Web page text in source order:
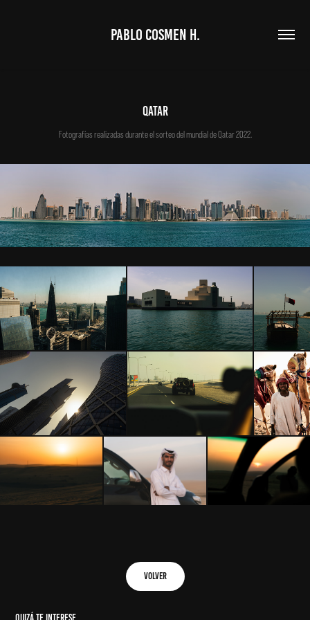
PABLO COSMEN H.
qatar
Fotografías realizadas durante el sorteo del mundial de Qatar 2022.
volver